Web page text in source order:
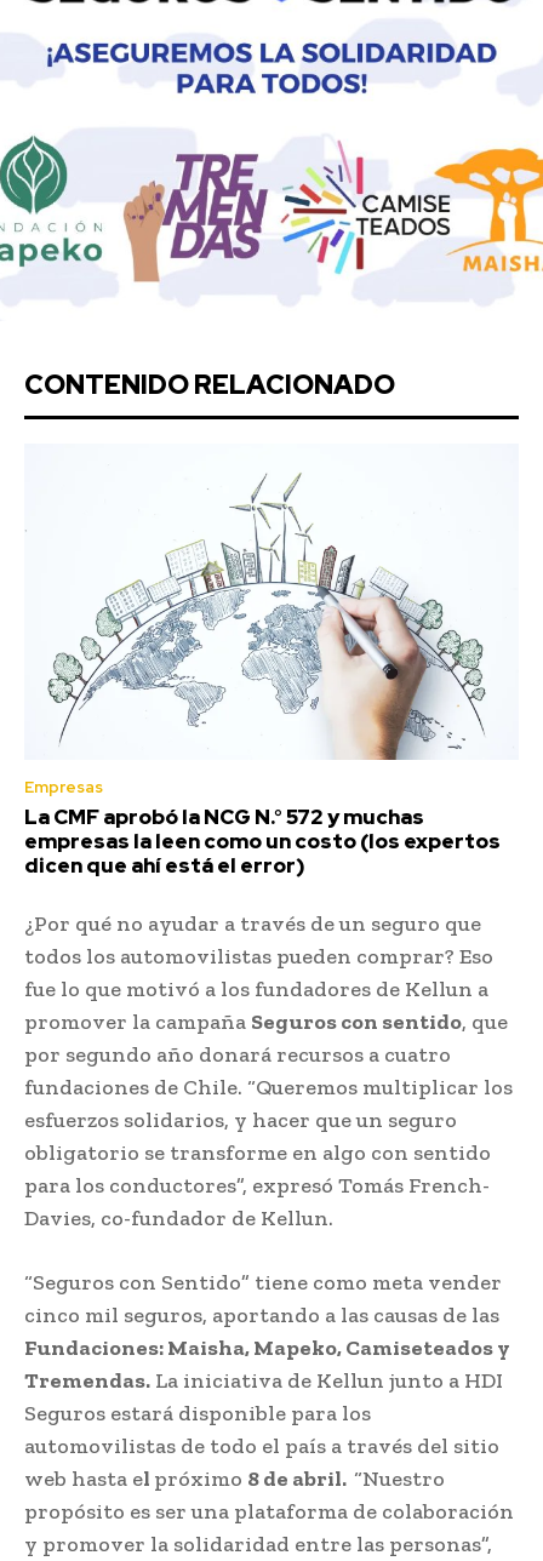
CONTENIDO RELACIONADO
Empresas
La CMF aprobó la NCG N.° 572 y muchas
empresas la leen como un costo (los expertos
dicen que ahí está el error)
¿Por qué no ayudar a través de un seguro que
todos los automovilistas pueden comprar? Eso
fue lo que motivó a los fundadores de Kellun a
promover la campaña Seguros con sentido, que
por segundo año donará recursos a cuatro
fundaciones de Chile. “Queremos multiplicar los
esfuerzos solidarios, y hacer que un seguro
obligatorio se transforme en algo con sentido
para los conductores”, expresó Tomás French-
Davies, co-fundador de Kellun.
“Seguros con Sentido” tiene como meta vender
cinco mil seguros, aportando a las causas de las
Fundaciones: Maisha, Mapeko, Camiseteados y
Tremendas. La iniciativa de Kellun junto a HDI
Seguros estará disponible para los
automovilistas de todo el país a través del sitio
web hasta el próximo 8 de abril. “Nuestro
propósito es ser una plataforma de colaboración
y promover la solidaridad entre las personas”,